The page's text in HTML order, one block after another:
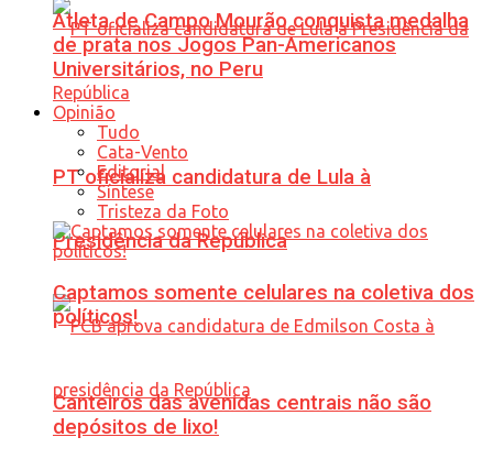
PT oficializa candidatura de Lula à
Presidência da República
Atleta de Campo Mourão conquista medalha
de prata nos Jogos Pan-Americanos
Universitários, no Peru
Opinião
Tudo
Cata-Vento
Editorial
Síntese
Tristeza da Foto
Captamos somente celulares na coletiva dos
políticos!
Canteiros das avenidas centrais não são
depósitos de lixo!